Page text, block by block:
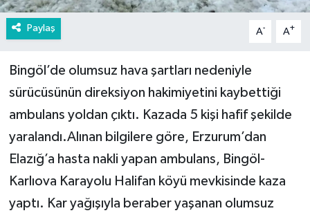
Paylaş A- A+
Bingöl’de olumsuz hava şartları nedeniyle
sürücüsünün direksiyon hakimiyetini kaybettiği
ambulans yoldan çıktı. Kazada 5 kişi hafif şekilde
yaralandı.Alınan bilgilere göre, Erzurum’dan
Elazığ’a hasta nakli yapan ambulans, Bingöl-
Karlıova Karayolu Halifan köyü mevkisinde kaza
yaptı. Kar yağışıyla beraber yaşanan olumsuz